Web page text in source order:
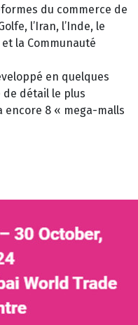
du commerce de
l’Iran, l’Inde, le
et la Communauté
en quelques
de détail le plus
encore 8 « mega-malls